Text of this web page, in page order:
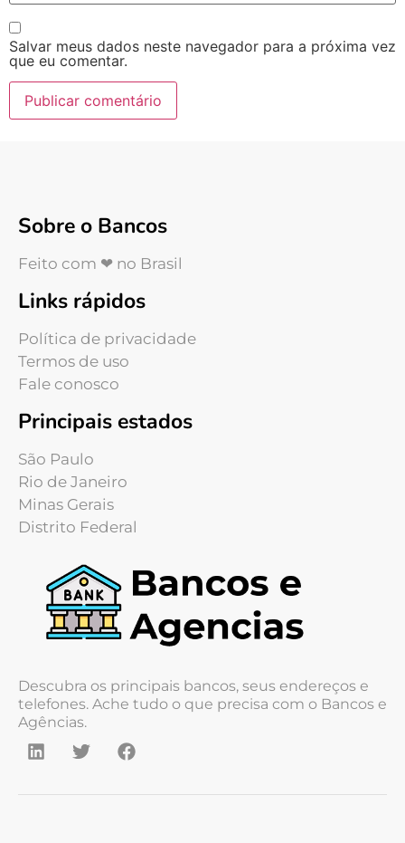
Salvar meus dados neste navegador para a próxima vez
que eu comentar.
Sobre o Bancos
Feito com ❤ no Brasil
Links rápidos
Política de privacidade
Termos de uso
Fale conosco
Principais estados
São Paulo
Rio de Janeiro
Minas Gerais
Distrito Federal
Descubra os principais bancos, seus endereços e
telefones. Ache tudo o que precisa com o Bancos e
Agências.